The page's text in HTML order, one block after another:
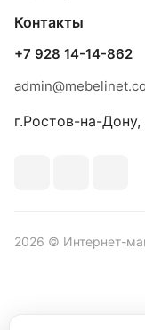
Контакты
+7 928 14-14-862
г.Ростов-на-
2026 © Интернет-